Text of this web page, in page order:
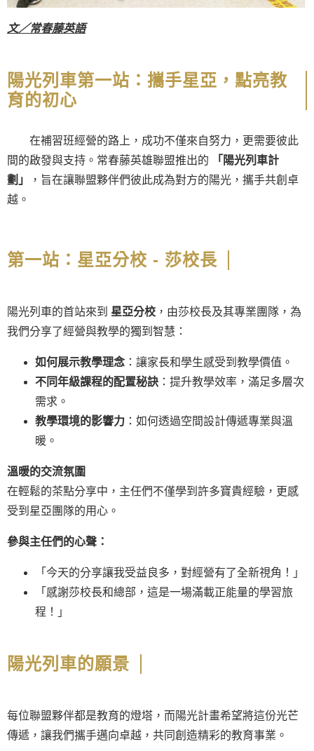
文／常春藤英語
陽光列車第一站：攜手星亞，點亮教
育的初心
在補習班經營的路上，成功不僅來自努力，更需要彼此
間的啟發與支持。常春藤英雄聯盟推出的
「陽光列車計
劃」
，旨在讓聯盟夥伴們彼此成為對方的陽光，攜手共創卓
越。
第一站：星亞分校 - 莎校長
陽光列車的首站來到 星亞分校 ，由莎校長及其專業團隊，為
我們分享了經營與教學的獨到智慧：
如何展示教學理念 ：讓家長和學生感受到教學價值。
不同年級課程的配置秘訣 ：提升教學效率，滿足多層次
需求。
教學環境的影響力 ：如何透過空間設計傳遞專業與溫
暖。
溫暖的交流氛圍
在輕鬆的茶點分享中，主任們不僅學到許多寶貴經驗，更感
受到星亞團隊的用心。
參與主任們的心聲：
「今天的分享讓我受益良多，對經營有了全新視角！」
「感謝莎校長和總部，這是一場滿載正能量的學習旅
程！」
陽光列車的願景
每位聯盟夥伴都是教育的燈塔，而陽光計畫希望將這份光芒
傳遞，讓我們攜手邁向卓越，共同創造精彩的教育事業。